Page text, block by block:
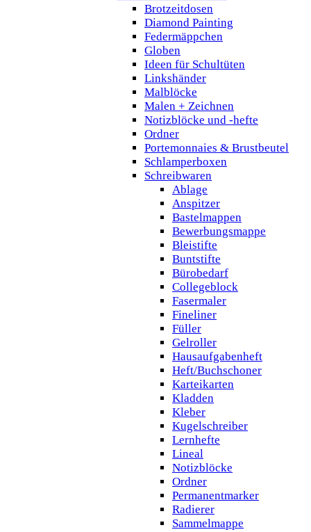
Brotzeitdosen
Diamond Painting
Federmäppchen
Globen
Ideen für Schultüten
Linkshänder
Malblöcke
Malen + Zeichnen
Notizblöcke und -hefte
Ordner
Portemonnaies & Brustbeutel
Schlamperboxen
Schreibwaren
Ablage
Anspitzer
Bastelmappen
Bewerbungsmappe
Bleistifte
Buntstifte
Bürobedarf
Collegeblock
Fasermaler
Fineliner
Füller
Gelroller
Hausaufgabenheft
Heft/Buchschoner
Karteikarten
Kladden
Kleber
Kugelschreiber
Lernhefte
Lineal
Notizblöcke
Ordner
Permanentmarker
Radierer
Sammelmappe